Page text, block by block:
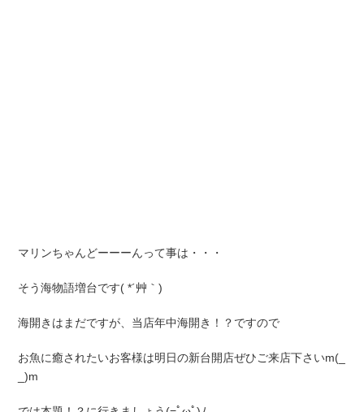
マリンちゃんどーーーんって事は・・・
そう海物語増台です( *´艸｀)
海開きはまだですが、当店年中海開き！？ですので
お魚に癒されたいお客様は明日の新台開店ぜひご来店下さいm(_
_)m